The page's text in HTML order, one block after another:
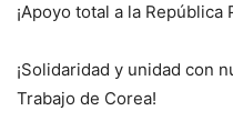
¡Apoyo total a la
¡Solidaridad y unidad con
Trabajo de Corea!